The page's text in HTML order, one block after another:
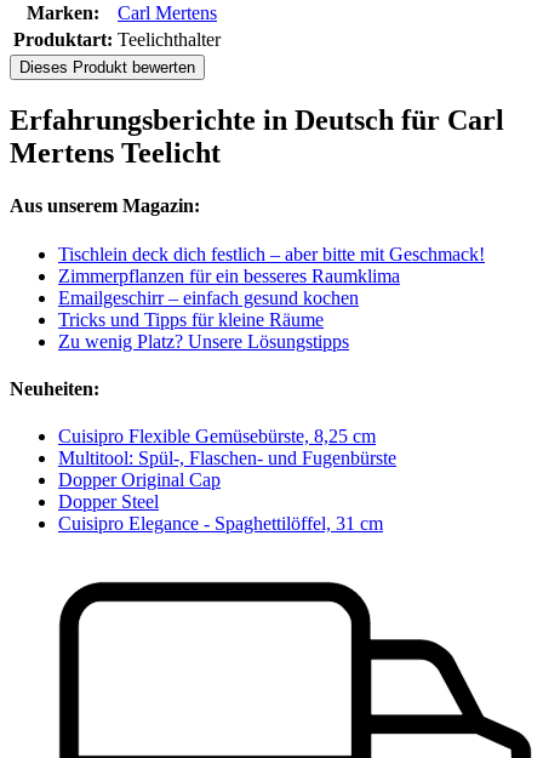
Marken:
Carl Mertens
Produktart: Teelichthalter
Dieses Produkt bewerten
Erfahrungsberichte in Deutsch für Carl
Mertens Teelicht
Aus unserem Magazin:
Tischlein deck dich festlich – aber bitte mit Geschmack!
Zimmerpflanzen für ein besseres Raumklima
Emailgeschirr – einfach gesund kochen
Tricks und Tipps für kleine Räume
Zu wenig Platz? Unsere Lösungstipps
Neuheiten:
Cuisipro Flexible Gemüsebürste, 8,25 cm
Multitool: Spül-, Flaschen- und Fugenbürste
Dopper Original Cap
Dopper Steel
Cuisipro Elegance - Spaghettilöffel, 31 cm